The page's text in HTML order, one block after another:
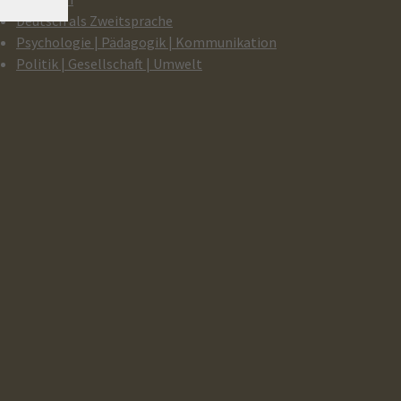
Deutsch als Zweitsprache
Psychologie | Pädagogik | Kommunikation
Politik | Gesellschaft | Umwelt